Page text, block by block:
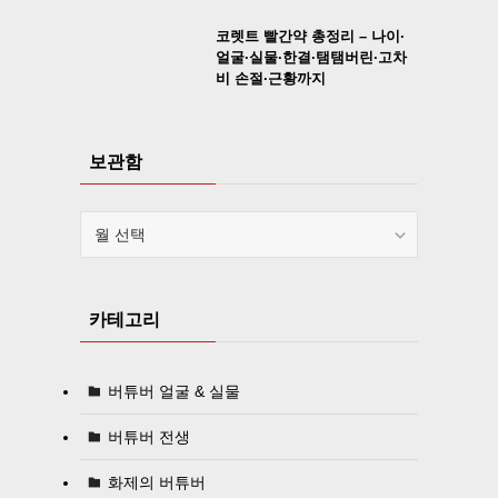
코렛트 빨간약 총정리 – 나이·
얼굴·실물·한결·탬탬버린·고차
비 손절·근황까지
보관함
카테고리
버튜버 얼굴 & 실물
버튜버 전생
화제의 버튜버